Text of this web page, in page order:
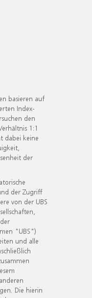
basieren auf
Index-
den
1:1
dabei keine
der
der Zugriff
von der UBS
"UBS")
und alle
Die hierin